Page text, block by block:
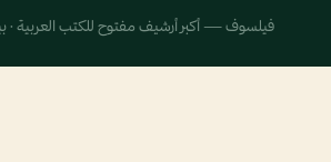
فيلسوف — أكبر أرشيف مفتوح للكتب العربية ·